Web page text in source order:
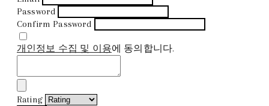
Password
Confirm Password
개인정보 수집 및 이용에 동의합니다.
Rating